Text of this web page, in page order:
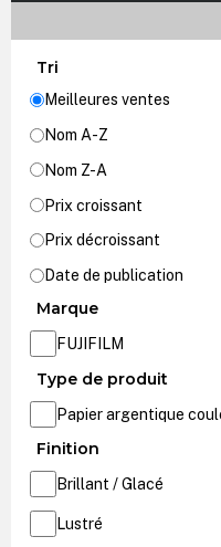
Tri
Meilleures ventes
Nom A-Z
Nom Z-A
Prix croissant
Prix décroissant
Date de publication
Marque
FUJIFILM
Type de produit
Papier argentique
Finition
Brillant / Glacé
Lustré